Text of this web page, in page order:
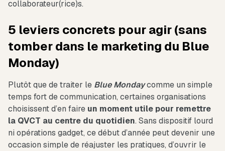
collaborateur(rice)s.
5 leviers concrets pour agir (sans
tomber dans le marketing du Blue
Monday)
Plutôt que de traiter le Blue Mondaycomme un simple
temps fort de communication, certaines organisations
choisissent d’en faire un moment utile pour remettre
la QVCT au centre du quotidien. Sans dispositif lourd
ni opérations gadget, ce début d’année peut devenir une
occasion simple de réajuster les pratiques, d’ouvrir le